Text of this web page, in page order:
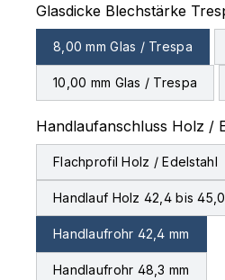
Glasdicke Blechstärke
8,00 mm Glas / Trespa
10,00 mm Glas / Trespa
Handlaufanschluss Holz /
Flachprofil Holz / Edelstahl
Handlauf Holz 42,4 bis 45,0
Handlaufrohr 42,4 mm
Handlaufrohr 48,3 mm